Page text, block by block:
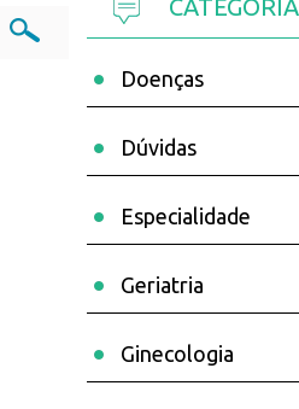
Doenças
Dúvidas
Especialidade
Geriatria
Ginecologia